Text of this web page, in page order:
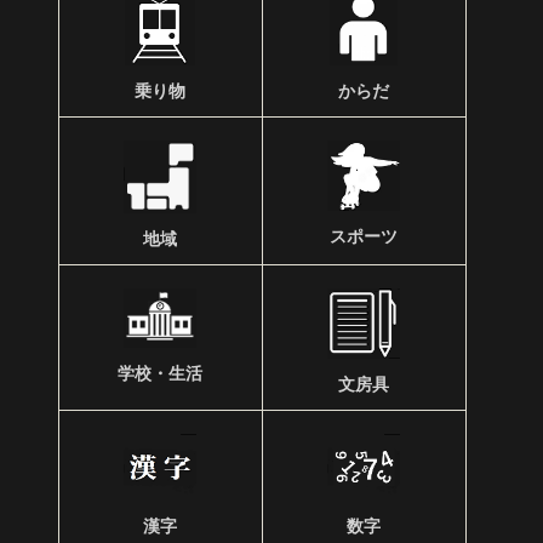
乗り物 からだ
地域 スポーツ
学校・生活
文房具
漢字 数字